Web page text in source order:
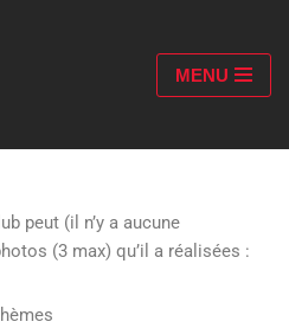
MENU
peut (il n’y a aucune
(3 max) qu’il a réalisées :